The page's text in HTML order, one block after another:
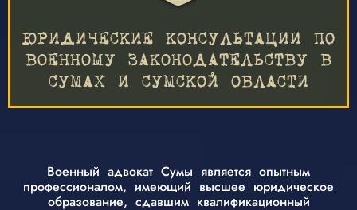
ЮРИДИЧЕСКИЕ КОНСУЛЬТАЦИИ ПО
ВОЕННОМУ ЗАКОНОДАТЕЛЬСТВУ В
СУМАХ И СУМСКОЙ ОБЛАСТИ
Военный адвокат Сумы является опытным
профессионалом, имеющий высшее юридическое
образование, сдавшим квалификационный